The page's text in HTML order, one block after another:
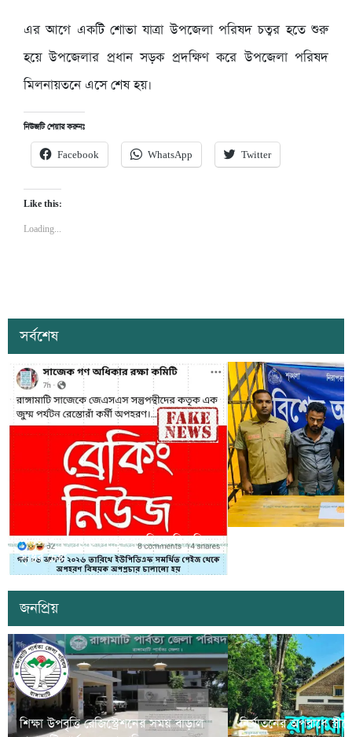
এর আগে একটি শোভা যাত্রা উপজেলা পরিষদ চত্বর হতে শুরু
হয়ে উপজেলার প্রধান সড়ক প্রদক্ষিণ করে উপজেলা পরিষদ
মিলনায়তনে এসে শেষ হয়।
নিউজটি শেয়ার করুনঃ
Facebook WhatsApp Twitter
Like this:
Loading...
সর্বশেষ
সাজেকে অপহরণের গুজব ছড়িয়ে বিভ্রান্তি
সৃষ্টির চেষ্টা
জনপ্রিয়
শিক্ষা উপবৃত্তি রেজিস্ট্রেশনের সময় বাড়াল
নির্যাতনের অপরাধে